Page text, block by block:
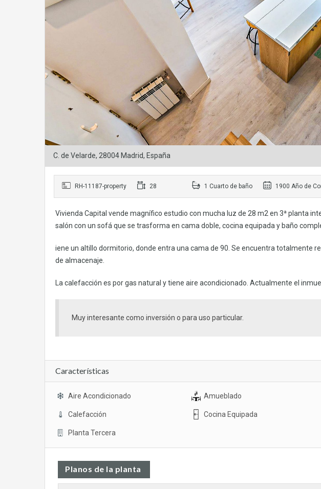
C. de Velarde, 28004 Madrid, España
RH-11187-property 28 1 Cuarto de baño 1900 Año de
Vivienda Capital vende magnífico estudio con mucha luz de 28 m2 en 3ª planta
salón con un sofá que se trasforma en cama doble, cocina equipada y baño
iene un altillo dormitorio, donde entra una cama de 90. Se encuentra totalmente
de almacenaje.
La calefacción es por gas natural y tiene aire acondicionado. Actualmente el
Muy interesante como inversión o para uso particular.
Características
Aire Acondicionado Amueblado
Calefacción Cocina Equipada
Planta Tercera
Planos de la planta